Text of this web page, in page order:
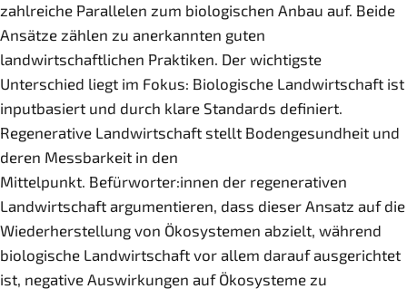
zahlreiche Parallelen zum biologischen Anbau auf. Beide
Ansätze zählen zu anerkannten guten
landwirtschaftlichen Praktiken. Der wichtigste
Unterschied liegt im Fokus: Biologische Landwirtschaft ist
inputbasiert und durch klare Standards definiert.
Regenerative Landwirtschaft stellt Bodengesundheit und
deren Messbarkeit in den
Mittelpunkt. Befürworter:innen der regenerativen
Landwirtschaft argumentieren, dass dieser Ansatz auf die
Wiederherstellung von Ökosystemen abzielt, während
biologische Landwirtschaft vor allem darauf ausgerichtet
ist, negative Auswirkungen auf Ökosysteme zu